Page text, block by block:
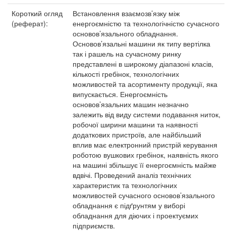
Короткий огляд
(реферат):
Встановлення взаємозв’язку між
енергоємністю та технологічністю сучасного
основов’язального обладнання.
Основов’язальні машини як типу вертілка
так і рашель на сучасному ринку
представлені в широкому діапазоні класів,
кількості гребінок, технологічних
можливостей та асортименту продукції, яка
випускається. Енергоємність
основов’язальних машин незначно
залежить від виду системи подавання ниток,
робочої ширини машини та наявності
додаткових пристроїв, але найбільший
вплив має електронний пристрій керування
роботою вушкових гребінок, наявність якого
на машині збільшує її енергоємність майже
вдвічі. Проведений аналіз технічних
характеристик та технологічних
можливостей сучасного основов’язального
обладнання є підґрунтям у виборі
обладнання для діючих і проектуємих
підприємств.